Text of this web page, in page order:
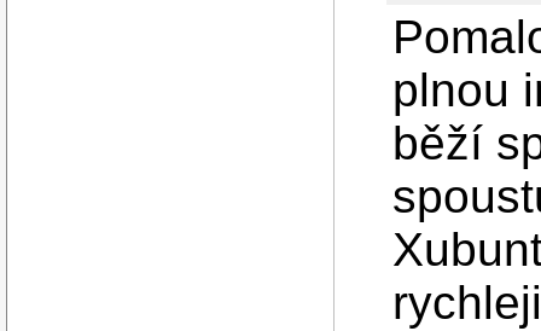
plnou
běží